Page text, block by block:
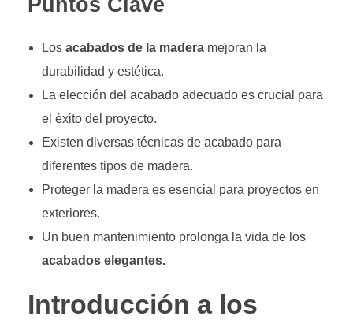
Puntos Clave
Los acabados de la maderamejoran la
durabilidad y estética.
La elección del acabado adecuado es crucial para
el éxito del proyecto.
Existen diversas técnicas de acabado para
diferentes tipos de madera.
Proteger la madera es esencial para proyectos en
exteriores.
Un buen mantenimiento prolonga la vida de los
acabados elegantes.
Introducción a los